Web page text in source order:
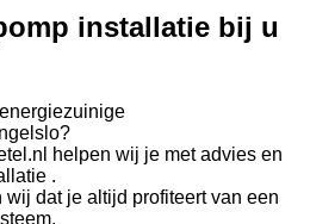
installatie bij u
helpen wij je met advies en
.
wij dat je altijd profiteert van een